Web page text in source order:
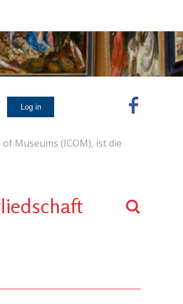
Museums (ICOM), ist die